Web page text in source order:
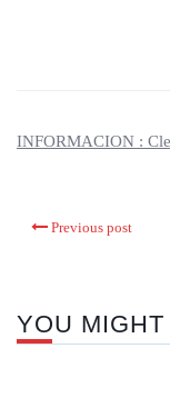
INFORMACION :
Previous post
YOU